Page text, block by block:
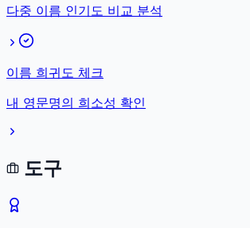
다중 이름 인기도 비교 분석
이름 희귀도 체크
내 영문명의 희소성 확인
도구